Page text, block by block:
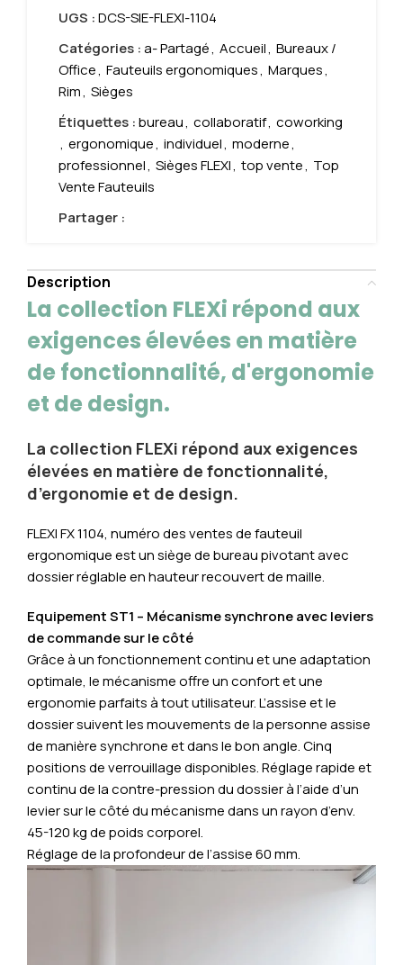
UGS :DCS-SIE-FLEXI-1104
Catégories :a- Partagé, Accueil, Bureaux /
Office, Fauteuils ergonomiques, Marques,
Rim, Sièges
Étiquettes :bureau, collaboratif, coworking
, ergonomique, individuel, moderne,
professionnel, Sièges FLEXI, top vente, Top
Vente Fauteuils
Partager :
Description
La collection FLEXi répond aux
exigences élevées en matière
de fonctionnalité, d'ergonomie
et de design.
La collection FLEXi répond aux exigences
élevées en matière de fonctionnalité,
d’ergonomie et de design.
FLEXI FX 1104, numéro des ventes de fauteuil
ergonomique est un siège de bureau pivotant avec
dossier réglable en hauteur recouvert de maille.
Equipement ST1 – Mécanisme synchrone avec leviers
de commande sur le côté
Grâce à un fonctionnement continu et une adaptation
optimale, le mécanisme offre un confort et une
ergonomie parfaits à tout utilisateur. L’assise et le
dossier suivent les mouvements de la personne assise
de manière synchrone et dans le bon angle. Cinq
positions de verrouillage disponibles. Réglage rapide et
continu de la contre-pression du dossier à l’aide d’un
levier sur le côté du mécanisme dans un rayon d’env.
45-120 kg de poids corporel.
Réglage de la profondeur de l’assise 60 mm.